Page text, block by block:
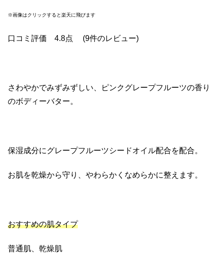
※画像はクリックすると楽天に飛びます
口コミ評価 4.8点 (9件のレビュー)
さわやかでみずみずしい、ピンクグレープフルーツの香り
のボディーバター。
保湿成分にグレープフルーツシードオイル配合を配合。
お肌を乾燥から守り、やわらかくなめらかに整えます。
おすすめの肌タイプ
普通肌、乾燥肌